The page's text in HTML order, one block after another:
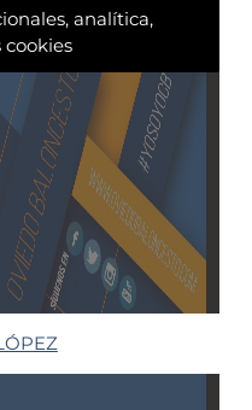
analítica,